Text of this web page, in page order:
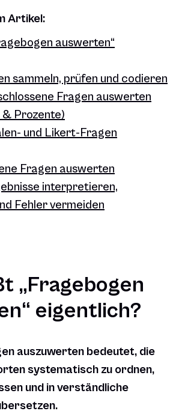
Artikel:
auswerten“
sammeln, prüfen und codieren
Fragen auswerten
Prozente)
und Likert-Fragen
Fragen auswerten
interpretieren,
Fehler vermeiden
„Fragebogen
eigentlich?
auszuwerten bedeutet, die
systematisch zu ordnen,
und in verständliche